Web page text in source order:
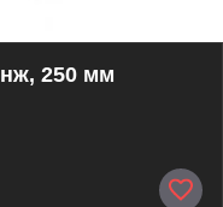
250 мм